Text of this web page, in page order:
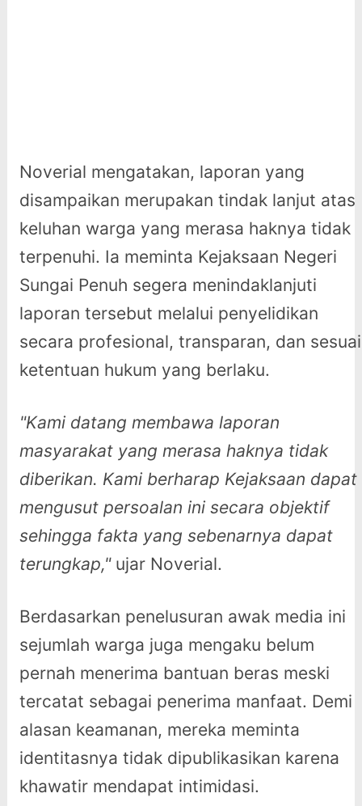
Noverial mengatakan, laporan yang
disampaikan merupakan tindak lanjut atas
keluhan warga yang merasa haknya tidak
terpenuhi. Ia meminta Kejaksaan Negeri
Sungai Penuh segera menindaklanjuti
laporan tersebut melalui penyelidikan
secara profesional, transparan, dan sesuai
ketentuan hukum yang berlaku.
"Kami datang membawa laporan
masyarakat yang merasa haknya tidak
diberikan. Kami berharap Kejaksaan dapat
mengusut persoalan ini secara objektif
sehingga fakta yang sebenarnya dapat
terungkap,"ujar Noverial.
Berdasarkan penelusuran awak media ini
sejumlah warga juga mengaku belum
pernah menerima bantuan beras meski
tercatat sebagai penerima manfaat. Demi
alasan keamanan, mereka meminta
identitasnya tidak dipublikasikan karena
khawatir mendapat intimidasi.